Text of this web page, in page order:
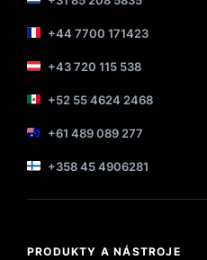
+44 7700 171423
+43 720 115 538
+52 55 4624 2468
+61 489 089 277
+358 45 4906281
PRODUKTY A NÁSTROJE